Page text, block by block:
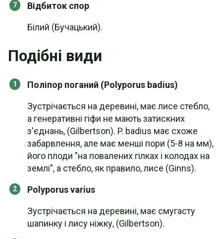
Відбиток спор
Білий (Бучацький).
Подібні види
Поліпор поганий (Polyporus badius)
Зустрічається на деревині, має лисе стебло,
а генеративні гіфи не мають затискних
з'єднань, (Gilbertson). P. badius має схоже
забарвлення, але має менші пори (5-8 на мм),
його плоди "на повалених гілках і колодах на
землі", а стебло, як правило, лисе (Ginns).
Polyporus varius
Зустрічається на деревині, має смугасту
шапинку і лису ніжку, (Gilbertson).